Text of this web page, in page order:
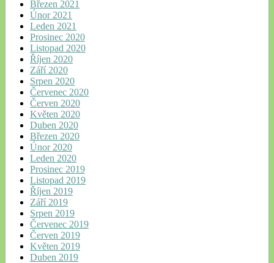
Březen 2021
Únor 2021
Leden 2021
Prosinec 2020
Listopad 2020
Říjen 2020
Září 2020
Srpen 2020
Červenec 2020
Červen 2020
Květen 2020
Duben 2020
Březen 2020
Únor 2020
Leden 2020
Prosinec 2019
Listopad 2019
Říjen 2019
Září 2019
Srpen 2019
Červenec 2019
Červen 2019
Květen 2019
Duben 2019